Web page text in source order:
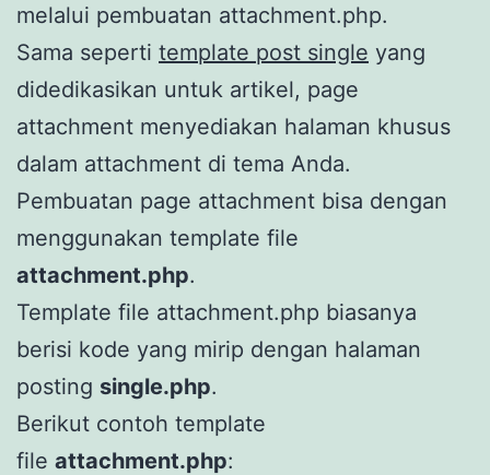
melalui pembuatan attachment.php.
Sama seperti template post single yang
didedikasikan untuk artikel, page
attachment menyediakan halaman khusus
dalam attachment di tema Anda.
Pembuatan page attachment bisa dengan
menggunakan template file
attachment.php.
Template file attachment.php biasanya
berisi kode yang mirip dengan halaman
posting single.php.
Berikut contoh template
file attachment.php: